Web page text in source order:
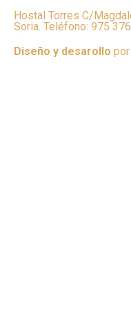
Hostal Torres C/
Soria. Teléfono: 975
Diseño y desarollo por